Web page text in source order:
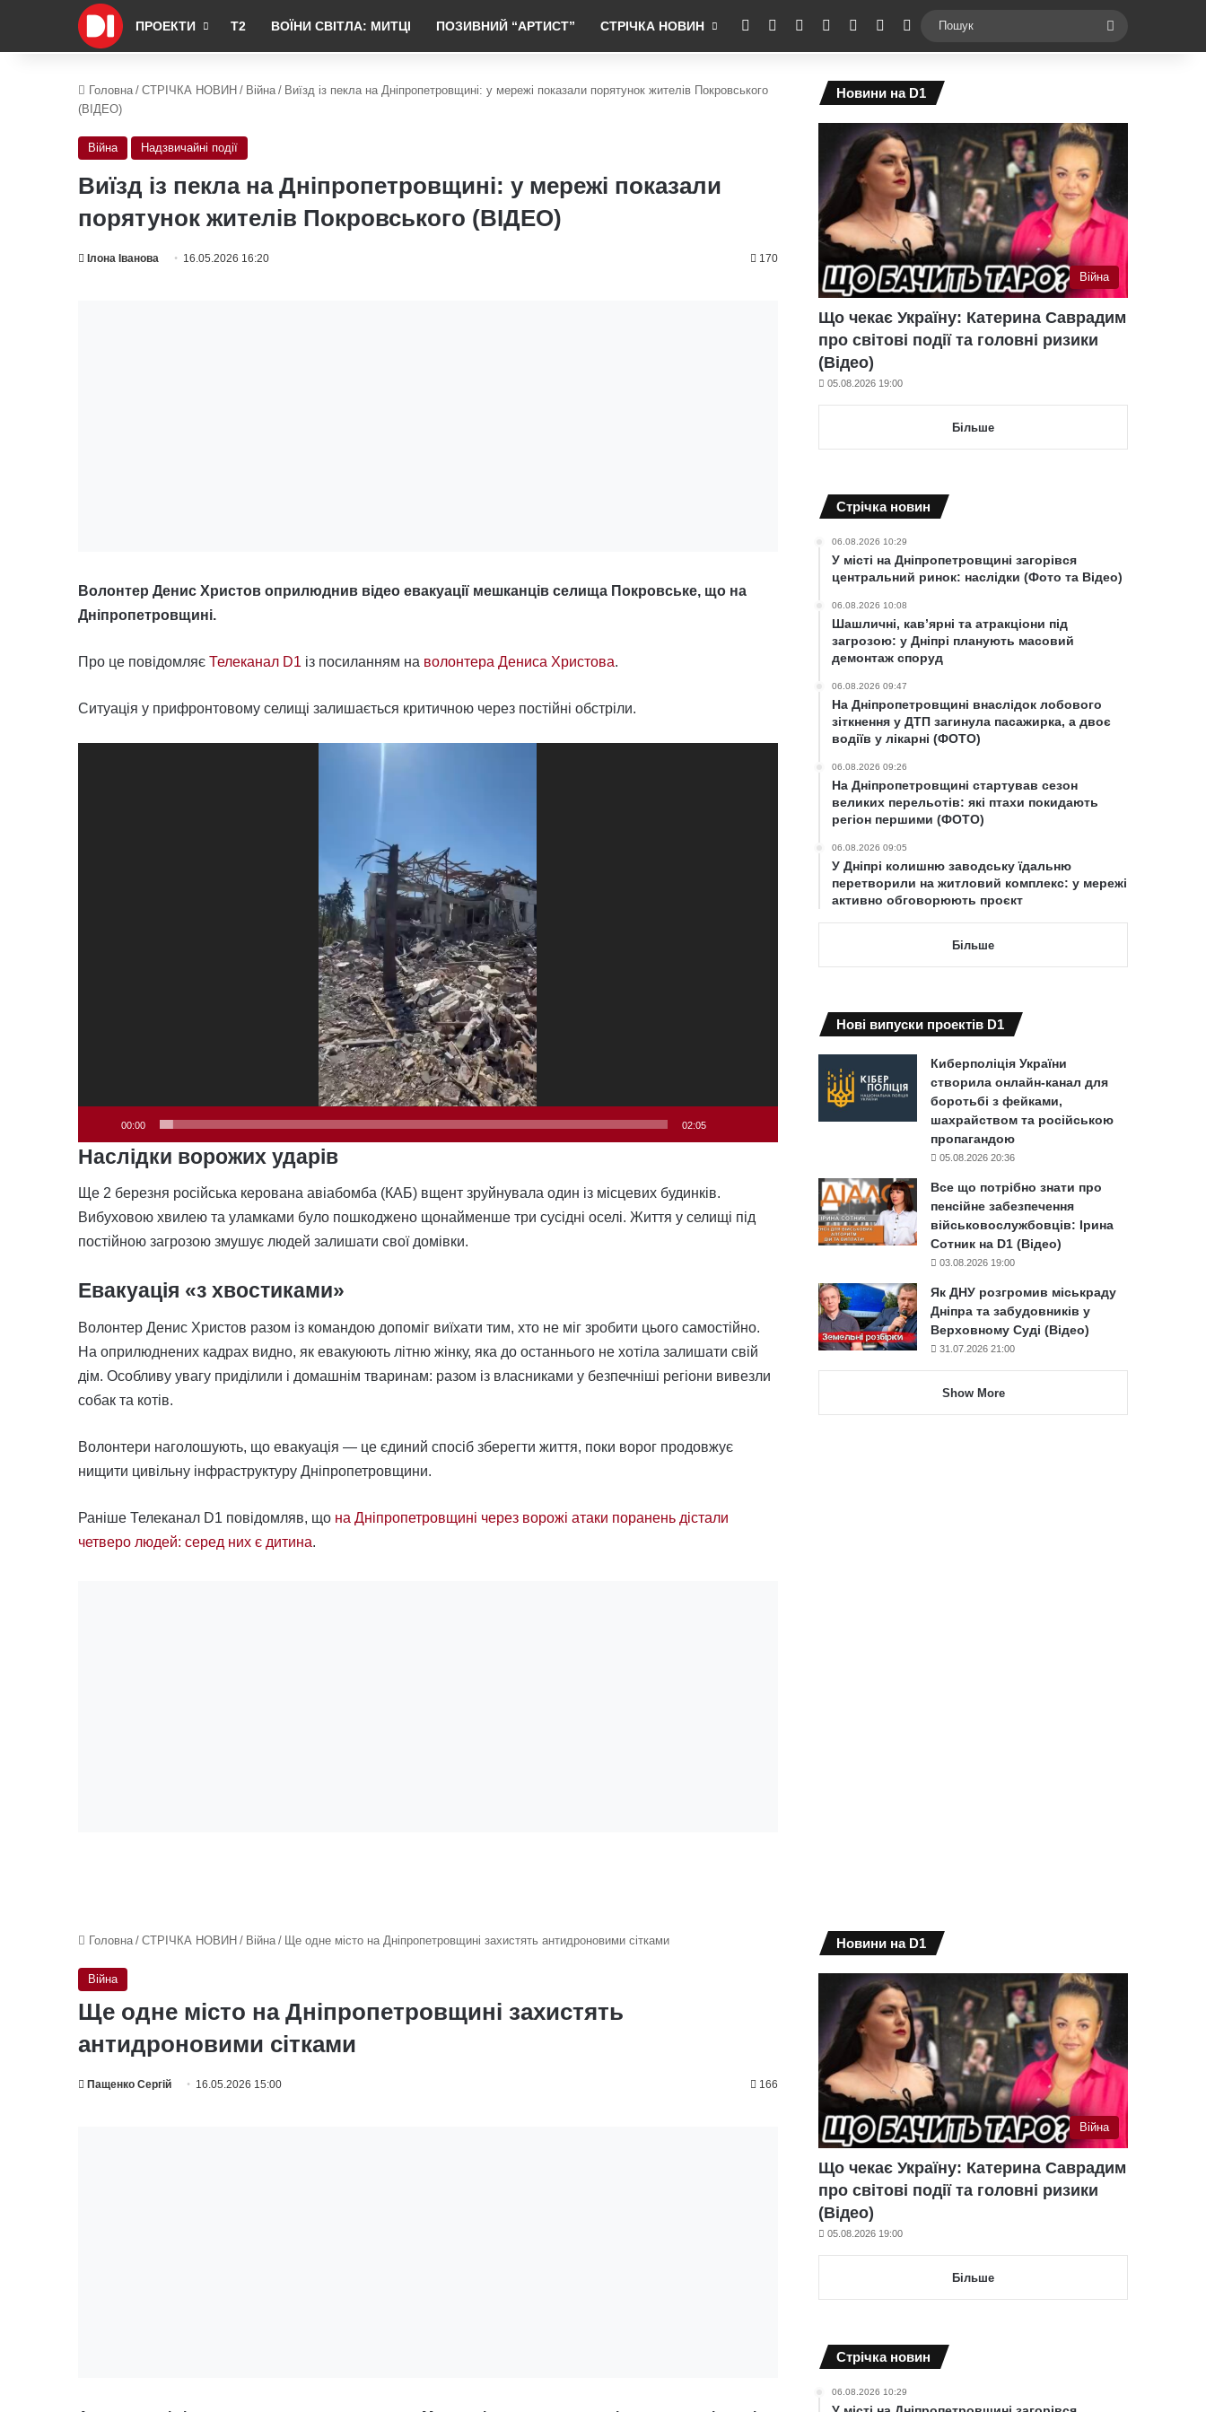
ПРОЕКТИ Т2 ВОЇНИ СВІТЛА: МИТЦІ ПОЗИВНИЙ “АРТИСТ” СТРІЧКА НОВИН RSS Facebook YouTubeInstagramTelegramSwitch skin
Головна / СТРІЧКА НОВИН / Війна / Виїзд із пекла на Дніпропетровщині: у мережі показали порятунок жителів Покровського
(ВІДЕО)
Війна Надзвичайні події
Виїзд із пекла на Дніпропетровщині: у мережі показали
порятунок жителів Покровського (ВІДЕО)
Ілона Іванова 16.05.2026 16:20 170
Волонтер Денис Христов оприлюднив відео евакуації мешканців селища Покровське, що на
Дніпропетровщині.
Про це повідомляє Телеканал D1 із посиланням на волонтера Дениса Христова.
Ситуація у прифронтовому селищі залишається критичною через постійні обстріли.
00:00 02:05
Наслідки ворожих ударів
Ще 2 березня російська керована авіабомба (КАБ) вщент зруйнувала один із місцевих будинків.
Вибуховою хвилею та уламками було пошкоджено щонайменше три сусідні оселі. Життя у селищі під
постійною загрозою змушує людей залишати свої домівки.
Евакуація «з хвостиками»
Волонтер Денис Христов разом із командою допоміг виїхати тим, хто не міг зробити цього самостійно.
На оприлюднених кадрах видно, як евакуюють літню жінку, яка до останнього не хотіла залишати свій
дім. Особливу увагу приділили і домашнім тваринам: разом із власниками у безпечніші регіони вивезли
собак та котів.
Волонтери наголошують, що евакуація — це єдиний спосіб зберегти життя, поки ворог продовжує
нищити цивільну інфраструктуру Дніпропетровщини.
Раніше Телеканал D1 повідомляв, що на Дніпропетровщині через ворожі атаки поранень дістали
четверо людей: серед них є дитина.
Новини на D1
Війна
Що чекає Україну: Катерина Саврадим
про світові події та головні ризики
(Відео)
05.08.2026 19:00
Більше
Cтрічка новин
06.08.2026 10:29
У місті на Дніпропетровщині загорівся
центральний ринок: наслідки (Фото та Відео)
06.08.2026 10:08
Шашличні, кав’ярні та атракціони під
загрозою: у Дніпрі планують масовий
демонтаж споруд
06.08.2026 09:47
На Дніпропетровщині внаслідок лобового
зіткнення у ДТП загинула пасажирка, а двоє
водіїв у лікарні (ФОТО)
06.08.2026 09:26
На Дніпропетровщині стартував сезон
великих перельотів: які птахи покидають
регіон першими (ФОТО)
06.08.2026 09:05
У Дніпрі колишню заводську їдальню
перетворили на житловий комплекс: у мережі
активно обговорюють проєкт
Більше
Нові випуски проектів D1
Киберполіція України
створила онлайн-канал для
боротьбі з фейками,
шахрайством та російською
пропагандою
05.08.2026 20:36
Все що потрібно знати про
пенсійне забезпечення
військовослужбовців: Ірина
Сотник на D1 (Відео)
03.08.2026 19:00
Як ДНУ розгромив міськраду
Дніпра та забудовників у
Верховному Суді (Відео)
31.07.2026 21:00
Show More